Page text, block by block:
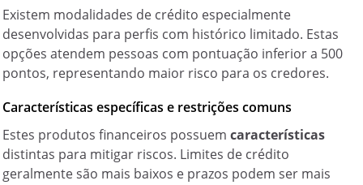
Existem modalidades de crédito especialmente
desenvolvidas para perfis com histórico limitado. Estas
opções atendem pessoas com pontuação inferior a 500
pontos, representando maior risco para os credores.
Características específicas e restrições comuns
Estes produtos financeiros possuemcaracterísticas
distintas para mitigar riscos. Limites de crédito
geralmente são mais baixos e prazos podem ser mais